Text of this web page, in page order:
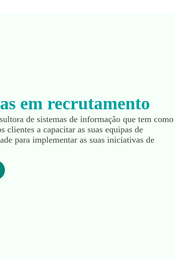
em recrutamento
de sistemas de informação que tem como
clientes a capacitar as suas equipas de
para implementar as suas iniciativas de